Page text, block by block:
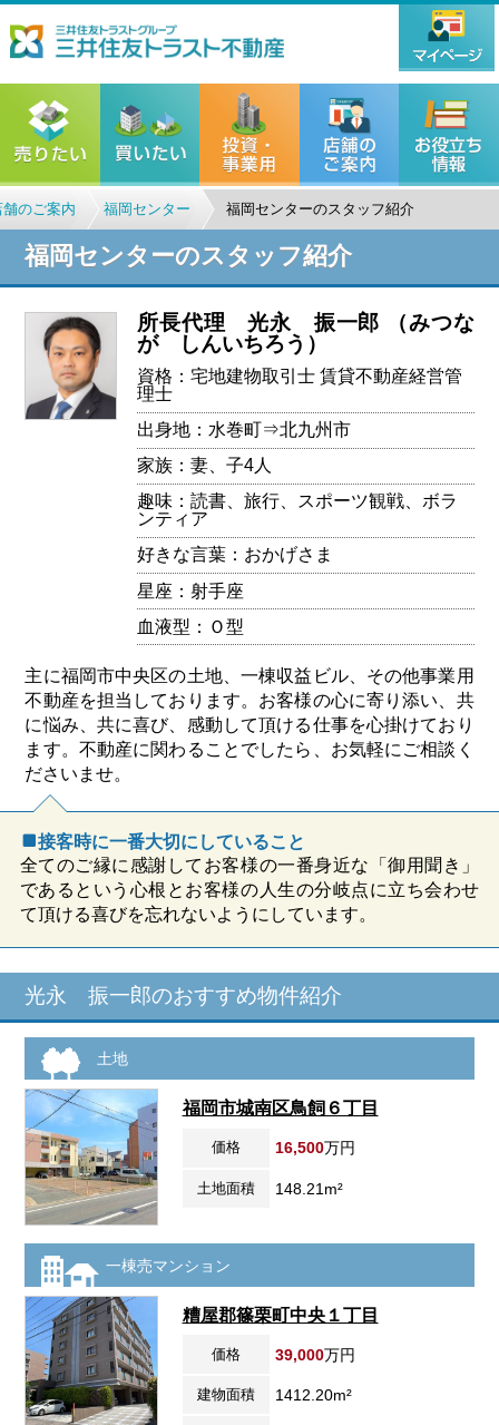
舗のご案内 福岡センター 福岡センターのスタッフ紹介
福岡センターのスタッフ紹介
所長代理 光永 振一郎
（みつな
が しんいちろう）
資格：宅地建物取引士 賃貸不動産経営管
理士
出身地：水巻町⇒北九州市
家族：妻、子4人
趣味：読書、旅行、スポーツ観戦、ボラ
ンティア
好きな言葉：おかげさま
星座：射手座
血液型：Ｏ型
主に福岡市中央区の土地、一棟収益ビル、その他事業用
不動産を担当しております。お客様の心に寄り添い、共
に悩み、共に喜び、感動して頂ける仕事を心掛けており
ます。不動産に関わることでしたら、お気軽にご相談く
ださいませ。
接客時に一番大切にしていること
全てのご縁に感謝してお客様の一番身近な「御用聞き」
であるという心根とお客様の人生の分岐点に立ち会わせ
て頂ける喜びを忘れないようにしています。
光永 振一郎のおすすめ物件紹介
土地
福岡市城南区鳥飼６丁目
価格 16,500万円
土地面積 148.21m²
一棟売マンション
糟屋郡篠栗町中央１丁目
価格 39,000万円
建物面積 1412.20m²